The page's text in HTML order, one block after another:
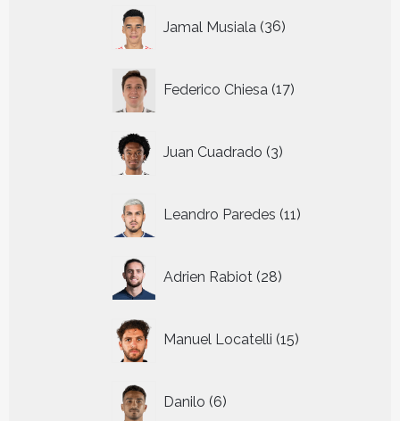
Jamal Musiala 36
producten
Federico Chiesa 17
producten
Juan Cuadrado 3
producten
Leandro Paredes 11
producten
Adrien Rabiot 28
producten
Manuel Locatelli 15
producten
Danilo 6
producten